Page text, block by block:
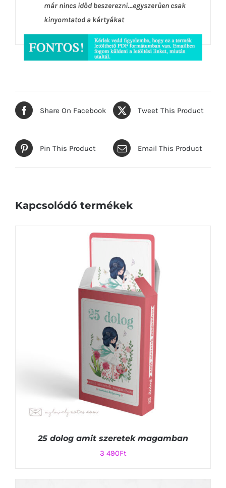
már nincs időd beszerezni…egyszerűen csak
kinyomtatod a kártyákat
Share On Facebook Tweet This Product
Pin This Product Email This Product
Kapcsolódó termékek
25 dolog amit szeretek magamban
3 490Ft